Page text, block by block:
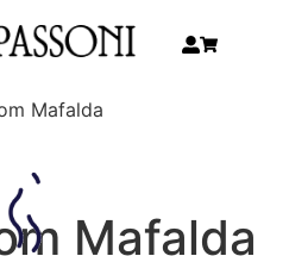
Mafalda
Mafalda